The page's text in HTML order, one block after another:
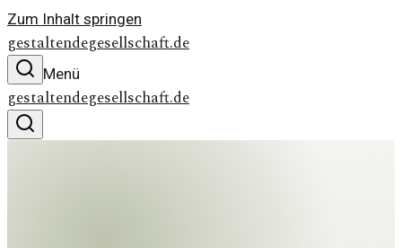
Zum Inhalt springen
gestaltendegesellschaft.de
Menü
gestaltendegesellschaft.de